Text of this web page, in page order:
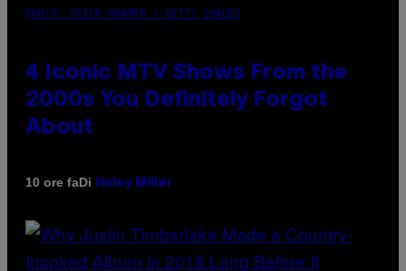
PHOTO: PETER KRAMER / GETTY IMAGES
4 Iconic MTV Shows From the
2000s You Definitely Forgot
About
10 ore faDi Haley Miller